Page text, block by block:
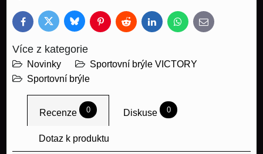
FacebookTwitter BlueskyPinterestReddit LinkedInWhatsApp
E-
mail
Více z kategorie
Novinky
Sportovní brýle VICTORY
Sportovní brýle
Recenze 0 Diskuse 0
Dotaz k produktu